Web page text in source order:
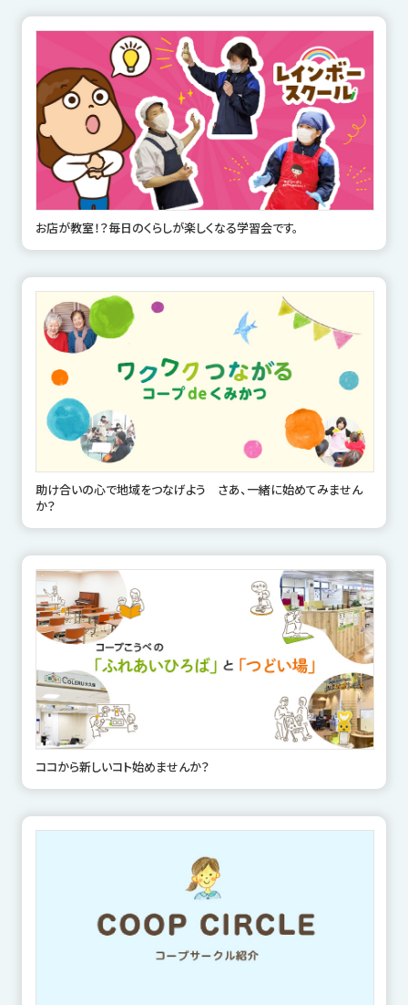
お店が教室！？毎日のくらしが楽しくなる学習会です。
助け合いの心で地域をつなげよう さあ、一緒に始めてみません
か？
ココから新しいコト始めませんか？